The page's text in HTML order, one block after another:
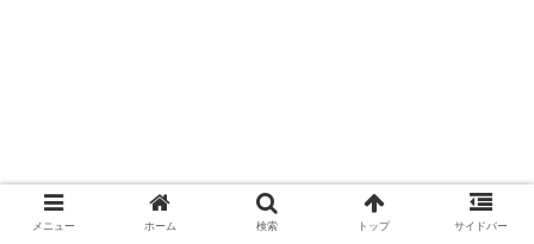
メニュー ホーム 検索 トップ サイドバー